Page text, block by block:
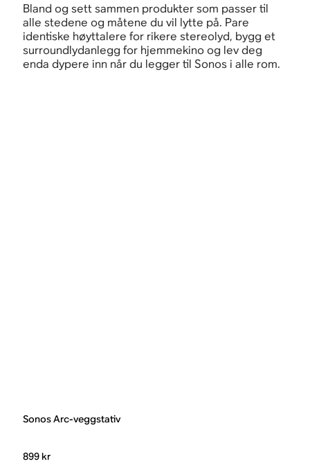
Bland og sett sammen produkter som passer til
alle stedene og måtene du vil lytte på. Pare
identiske høyttalere for rikere stereolyd, bygg et
surroundlydanlegg for hjemmekino og lev deg
enda dypere inn når du legger til Sonos i alle rom.
Sonos Arc-veggstativ
899 kr